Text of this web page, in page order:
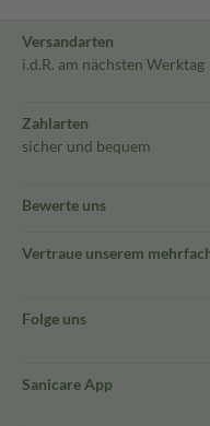
Versandarten
i.d.R. am nächsten Werktag
Zahlarten
sicher und bequem
Bewerte uns
Vertraue unserem
Folge uns
Sanicare App